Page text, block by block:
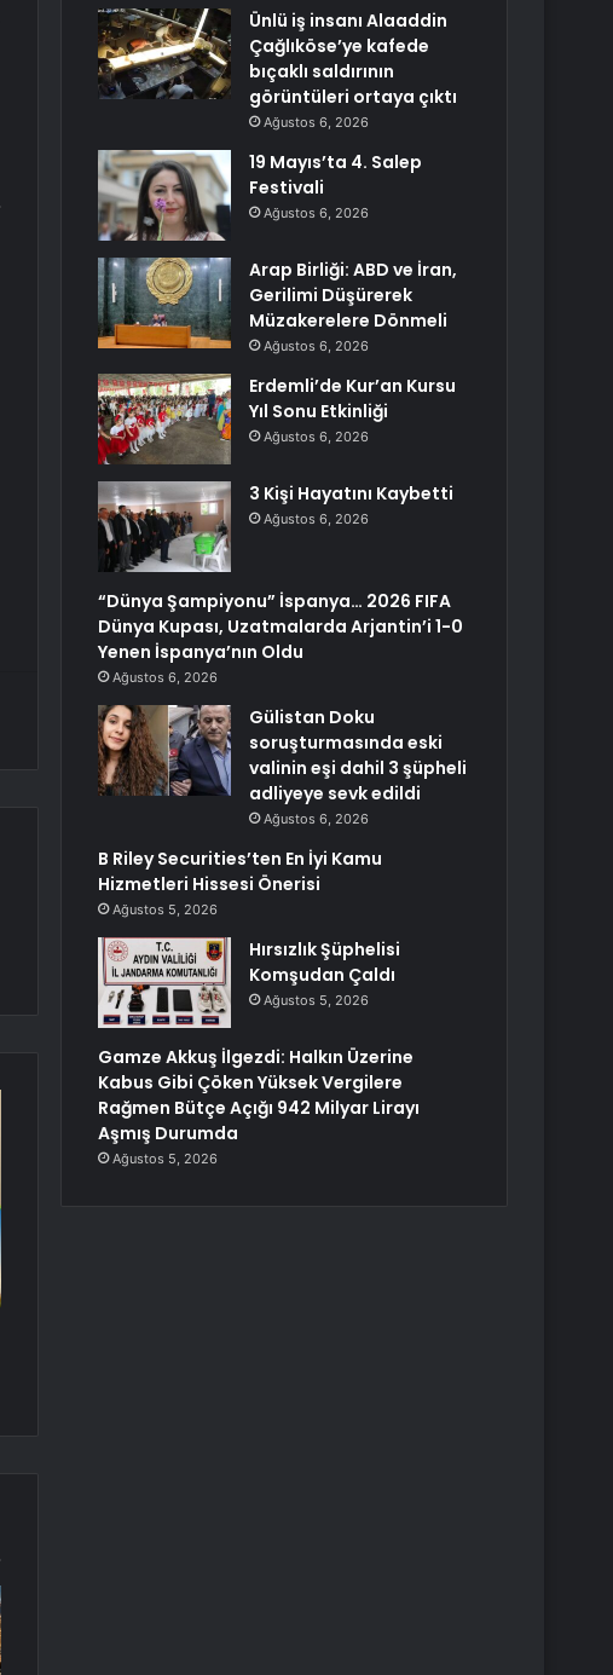
Ünlü iş insanı Alaaddin
Çağlıköse’ye kafede
bıçaklı saldırının
görüntüleri ortaya çıktı
Ağustos 6, 2026
19 Mayıs’ta 4. Salep
Festivali
Ağustos 6, 2026
Arap Birliği: ABD ve İran,
Gerilimi Düşürerek
Müzakerelere Dönmeli
Ağustos 6, 2026
Erdemli’de Kur’an Kursu
Yıl Sonu Etkinliği
Ağustos 6, 2026
3 Kişi Hayatını Kaybetti
Ağustos 6, 2026
“Dünya Şampiyonu” İspanya… 2026 FIFA
Dünya Kupası, Uzatmalarda Arjantin’i 1-0
Yenen İspanya’nın Oldu
Ağustos 6, 2026
Gülistan Doku
soruşturmasında eski
valinin eşi dahil 3 şüpheli
adliyeye sevk edildi
Ağustos 6, 2026
B Riley Securities’ten En İyi Kamu
Hizmetleri Hissesi Önerisi
Ağustos 5, 2026
Hırsızlık Şüphelisi
Komşudan Çaldı
Ağustos 5, 2026
Gamze Akkuş İlgezdi: Halkın Üzerine
Kabus Gibi Çöken Yüksek Vergilere
Rağmen Bütçe Açığı 942 Milyar Lirayı
Aşmış Durumda
Ağustos 5, 2026